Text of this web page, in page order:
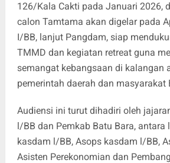
126/Kala Cakti pada Januari 2026,
calon Tamtama akan digelar pada
I/BB, lanjut Pangdam, siap
TMMD dan kegiatan retreat guna
semangat kebangsaan di kalangan
pemerintah daerah dan masyarakat
Audiensi ini turut dihadiri oleh
l/BB dan Pemkab Batu Bara, antara
kasdam l/BB, Asops kasdam l/BB,
Asisten Perekonomian dan